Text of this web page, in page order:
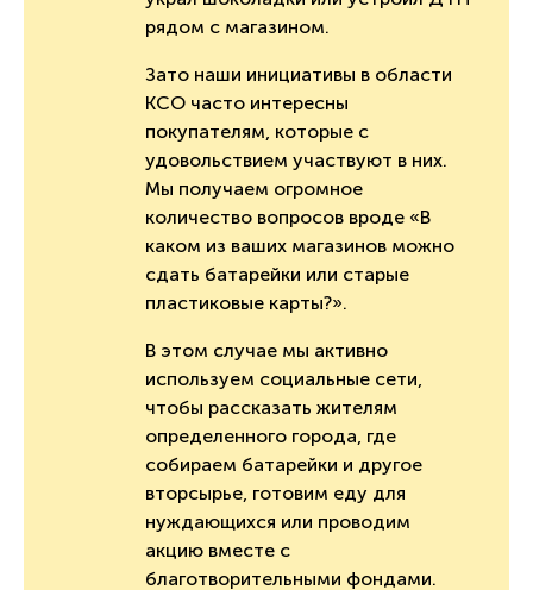
рядом с магазином.
Зато наши инициативы в области
КСО часто интересны
покупателям, которые с
удовольствием участвуют в них.
Мы получаем огромное
количество вопросов вроде «В
каком из ваших магазинов можно
сдать батарейки или старые
пластиковые карты?».
В этом случае мы активно
используем социальные сети,
чтобы рассказать жителям
определенного города, где
собираем батарейки и другое
вторсырье, готовим еду для
нуждающихся или проводим
акцию вместе с
благотворительными фондами.